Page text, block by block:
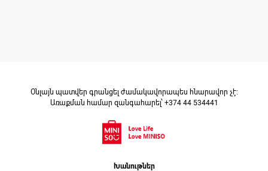
Օնլայն պատվեր գրանցել ժամակավորապես հնարավոր չէ։
Առաքման համար զանգահարել՝ +374 44 534441
Խանութներ